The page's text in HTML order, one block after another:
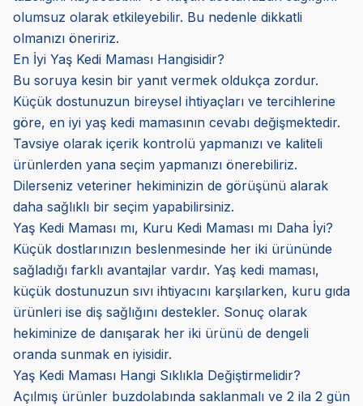
olumsuz olarak etkileyebilir. Bu nedenle dikkatli
olmanızı öneririz.
En İyi Yaş Kedi Maması Hangisidir?
Bu soruya kesin bir yanıt vermek oldukça zordur.
Küçük dostunuzun bireysel ihtiyaçları ve tercihlerine
göre, en iyi yaş kedi mamasının cevabı değişmektedir.
Tavsiye olarak içerik kontrolü yapmanızı ve kaliteli
ürünlerden yana seçim yapmanızı önerebiliriz.
Dilerseniz veteriner hekiminizin de görüşünü alarak
daha sağlıklı bir seçim yapabilirsiniz.
Yaş Kedi Maması mı, Kuru Kedi Maması mı Daha İyi?
Küçük dostlarınızın beslenmesinde her iki ürününde
sağladığı farklı avantajlar vardır. Yaş kedi maması,
küçük dostunuzun sıvı ihtiyacını karşılarken, kuru gıda
ürünleri ise diş sağlığını destekler. Sonuç olarak
hekiminize de danışarak her iki ürünü de dengeli
oranda sunmak en iyisidir.
Yaş Kedi Maması Hangi Sıklıkla Değiştirmelidir?
Açılmış ürünler buzdolabında saklanmalı ve 2 ila 2 gün